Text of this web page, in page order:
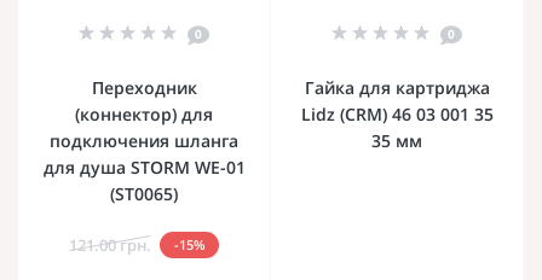
0
Переходник
(коннектор) для
подключения шланга
для душа STORM WE-01
(ST0065)
121.00 грн. -15%
0
Гайка для картриджа
Lidz (CRM) 46 03 001 35
35 мм